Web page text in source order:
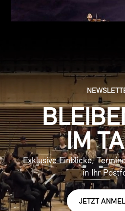
IM
Exklusive Einblicke,
in Ihr
JETZT